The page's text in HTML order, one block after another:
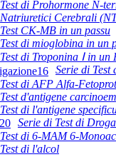
Test di Prohormone N-
Natriuretici Cerebrali
Test CK-MB in un passu
Test di mioglobina in un
Test di Troponina Ⅰ in un
Serie di
Test di AFP Alfa-
Test d'antigene
Test di l'antigene
Serie di Test di
Test di 6-MAM 6-
Test di l'alcol